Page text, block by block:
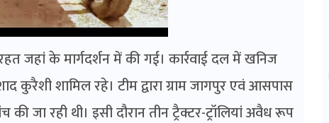
जहां के मार्गदर्शन में की गई। कार्रवाई दल में खनिज
कुरैशी शामिल रहे। टीम द्वारा ग्राम जागपुर एवं आसपास
जा रही थी। इसी दौरान तीन ट्रैक्टर-ट्रॉलियां अवैध रूप